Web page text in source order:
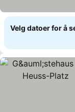
Velg datoer for å